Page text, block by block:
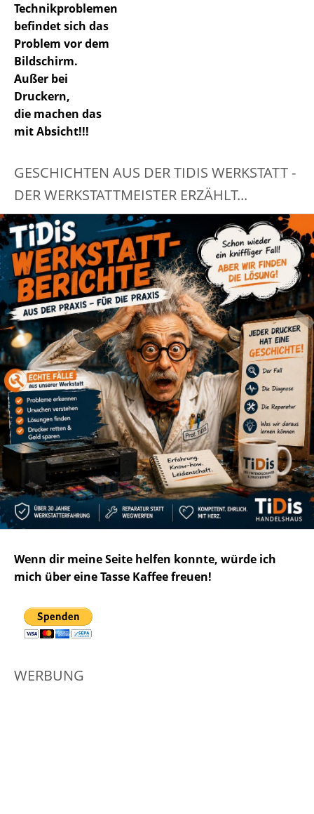
Technikproblemen
befindet sich das
Problem vor dem
Bildschirm.
Außer bei
Druckern,
die machen das
mit Absicht!!!
GESCHICHTEN AUS DER TIDIS WERKSTATT -
DER WERKSTATTMEISTER ERZÄHLT...
Wenn dir meine Seite helfen konnte, würde ich
mich über eine Tasse Kaffee freuen!
WERBUNG